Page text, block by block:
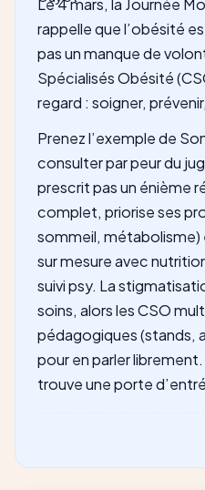
Le 4 mars, la Journée
rappelle que l’obésité
pas un manque de
Spécialisés Obésité
regard : soigner,
Prenez l’exemple de
consulter par peur du
prescrit pas un énième
complet, priorise ses
sommeil,
sur mesure avec
suivi psy. La
soins, alors les CSO
pédagogiques (stands,
pour en parler
trouve une porte